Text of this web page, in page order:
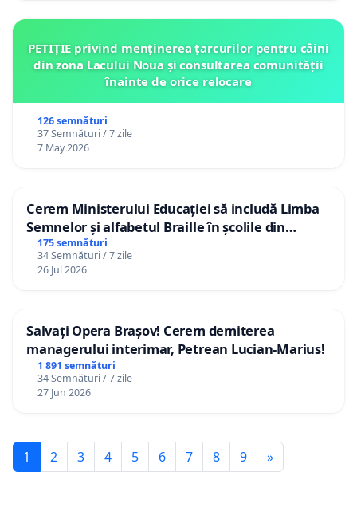
PETIȚIE privind menținerea țarcurilor pentru câini
din zona Lacului Noua și consultarea comunității
înainte de orice relocare
126 semnături
37 Semnături / 7 zile
7 May 2026
Cerem Ministerului Educației să includă Limba
Semnelor și alfabetul Braille în școlile din
Republica Moldova!
175 semnături
34 Semnături / 7 zile
26 Jul 2026
Salvați Opera Brașov! Cerem demiterea
managerului interimar, Petrean Lucian-Marius!
1 891 semnături
34 Semnături / 7 zile
27 Jun 2026
1 2 3 4 5 6 7 8 9 »